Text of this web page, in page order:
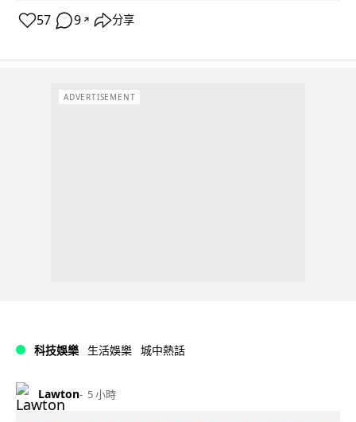
57 9 ↗ 分享
ADVERTISEMENT
科技娛樂 生活娛樂 城中熱話
Lawton 5 小時